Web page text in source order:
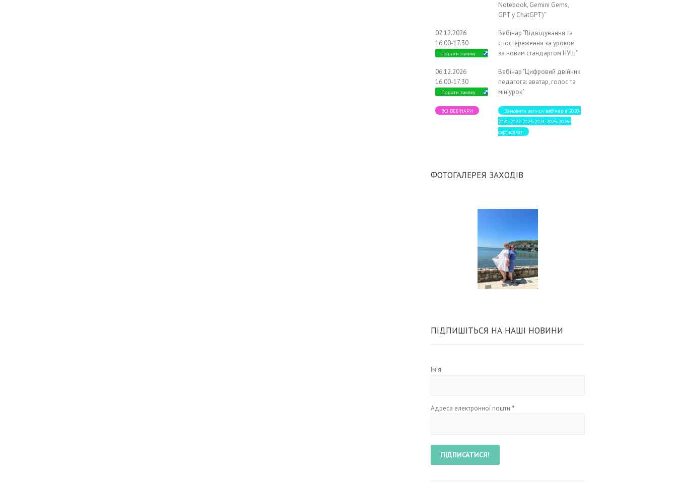
Notebook, Gemini Gems,
GPT у ChatGPT)"
02.12.2026
16.00-17.30
Подати заявку
Вебінар "Відвідування та
спостереження за уроком
за новим стандартом НУШ"
06.12.2026
16.00-17.30
Подати заявку
Вебінар "Цифровий двійник
педагога: аватар, голос та
мініурок"
ВСІ ВЕБІНАРИ
Замовити записи вебінарів 2020-
2021-2022-2023-2024-2025-2026+
сертифікат
ФОТОГАЛЕРЕЯ ЗАХОДІВ
ПІДПИШІТЬСЯ НА НАШІ НОВИНИ
Ім'я
Адреса електронної пошти *